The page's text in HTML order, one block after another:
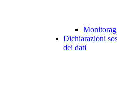
Dichiarazioni
dei dati